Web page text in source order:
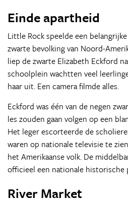
Einde apartheid
Little Rock speelde een
zwarte bevolking van Noord-
liep de zwarte Elizabeth Eckford
schoolplein wachtten veel
haar uit. Een camera filmde alles.
Eckford was één van de negen
les zouden gaan volgen op een
Het leger escorteerde de
waren op nationale televisie te
het Amerikaanse volk. De
officieel een nationale historische
River Market